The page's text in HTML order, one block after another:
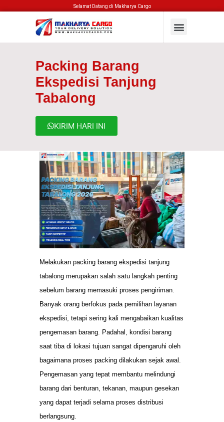
Selamat Datang di Makharya Cargo
Packing Barang
Ekspedisi Tanjung
Tabalong
KIRIM HARI INI
Melakukan packing barang ekspedisi tanjung
tabalong merupakan salah satu langkah penting
sebelum barang memasuki proses pengiriman.
Banyak orang berfokus pada pemilihan layanan
ekspedisi, tetapi sering kali mengabaikan kualitas
pengemasan barang. Padahal, kondisi barang
saat tiba di lokasi tujuan sangat dipengaruhi oleh
bagaimana proses packing dilakukan sejak awal.
Pengemasan yang tepat membantu melindungi
barang dari benturan, tekanan, maupun gesekan
yang dapat terjadi selama proses distribusi
berlangsung.